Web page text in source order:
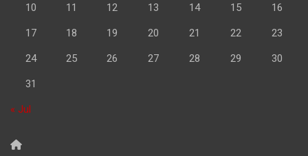
10 11 12 13 14 15 16
17 18 19 20 21 22 23
24 25 26 27 28 29 30
31
« Jul